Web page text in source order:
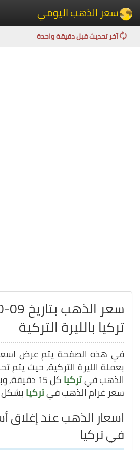
سعر الذهب اليومي
آخر تحديث قبل دقيقة واحدة
تركيا بالليرة التركية
في هذه الصفحة يتم عرض
بعملة الليرة التركية, حيث يتم
الذهب فيتركيا كل 15
سعر غرام الذهب فيتركيا
اسعار الذهب عند إغلاق
في تركيا